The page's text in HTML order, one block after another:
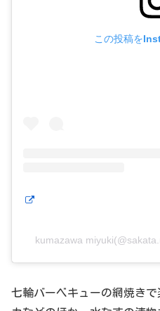
この投稿を
kumazawa
七輪バーベキューの網焼き